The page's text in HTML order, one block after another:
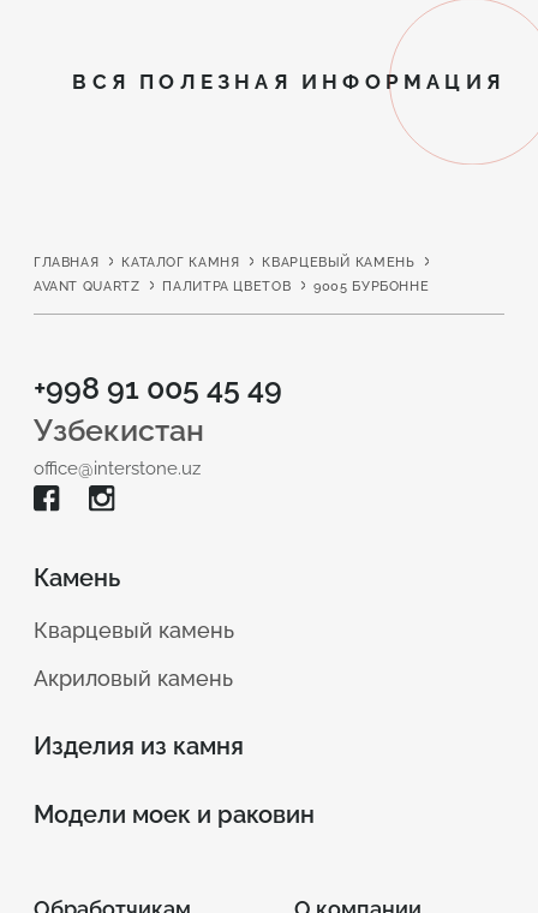
ВСЯ ПОЛЕЗНАЯ ИНФОРМАЦИЯ
ГЛАВНАЯ КАТАЛОГ КАМНЯ
КВАРЦЕВЫЙ КАМЕНЬ
AVANT QUARTZ
ПАЛИТРА ЦВЕТОВ 9005 БУРБОННЕ
+998 91 005 45 49
Узбекистан
office@interstone.uz
Камень
Кварцевый камень
Акриловый камень
Изделия из камня
Модели моек и раковин